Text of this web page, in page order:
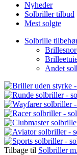
Nyheder
Solbriller tilbud
Mest solgte
Solbrille
Andet
Tilbage til Solbriller